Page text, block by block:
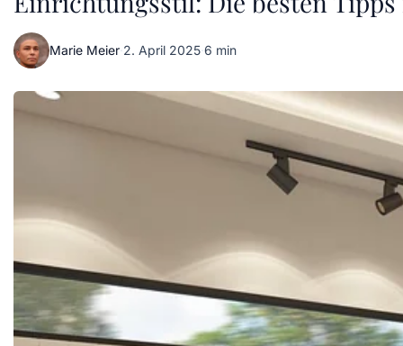
Marie Meier·2. April 2025·6 min